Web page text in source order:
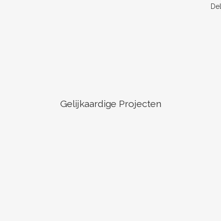
Gelijkaardige Projecten